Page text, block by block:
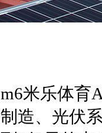
m6米乐体育
制造、光伏